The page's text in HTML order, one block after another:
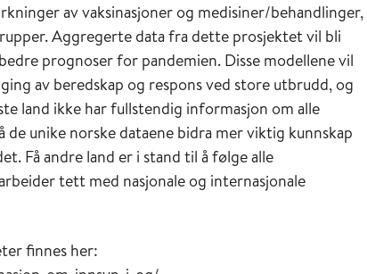
av vaksinasjoner og medisiner/behandlinger,
Aggregerte data fra dette prosjektet vil bli
prognoser for pandemien. Disse modellene vil
av beredskap og respons ved store utbrudd, og
land ikke har fullstendig informasjon om alle
unike norske dataene bidra mer viktig kunnskap
Få andre land er i stand til å følge alle
tett med nasjonale og internasjonale
finnes her: